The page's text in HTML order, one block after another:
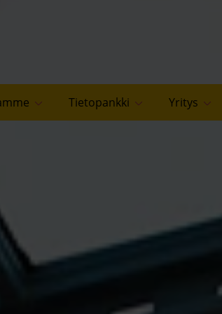
Tietopankki Yritys